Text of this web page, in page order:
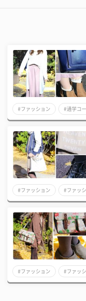
#ファッション #通学コ
#ファッション #ファッ
#ファッション #ファッ